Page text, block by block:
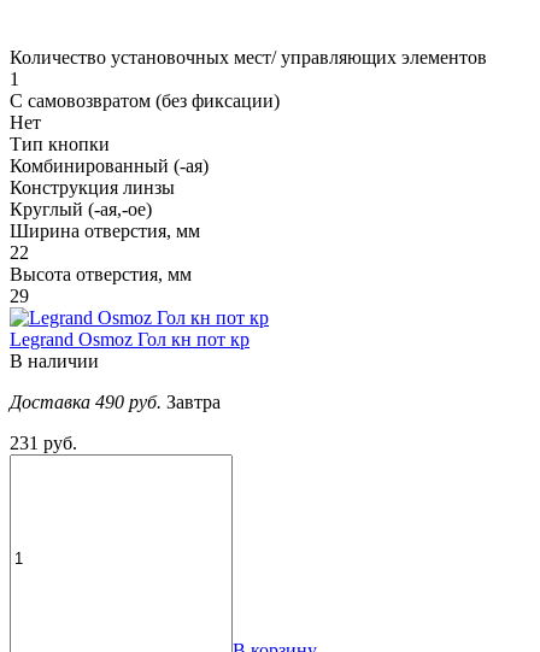
Количество установочных мест/ управляющих элементов
1
С самовозвратом (без фиксации)
Нет
Тип кнопки
Комбинированный (-ая)
Конструкция линзы
Круглый (-ая,-ое)
Ширина отверстия, мм
22
Высота отверстия, мм
29
Legrand Osmoz Гол кн пот кр
В наличии
Доставка 490 руб. Завтра
231 руб.